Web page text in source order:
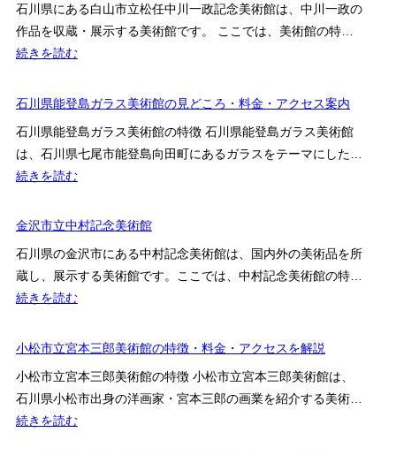
料
金・
ア
セ
ス
案
内
の
き
迎
館
西
田
幾
郎
記
念
哲
館
石川県にある白山市立松任中川一政記念美術館は、中川一政の
作品を収蔵・展示する美術館です。 ここでは、美術館の特…
続きを読む:
山
立
松
任
川
一
政
記
美
館
石川県能登島ガラス美術館の見どころ・料金・アクセス案内
石川県能登島ガラス美術館の特徴 石川県能登島ガラス美術館
は、石川県七尾市能登島向田町にあるガラスをテーマにした…
続きを読む:
川
能
登
島
ラ
ス
美
術
金沢市立中村記念美術館
石川県の金沢市にある中村記念美術館は、国内外の美術品を所
蔵し、展示する美術館です。ここでは、中村記念美術館の特…
続きを読む:
沢
立
中
村
小松市立宮本三郎美術館の特徴・料金・アクセスを解説
小松市立宮本三郎美術館の特徴 小松市立宮本三郎美術館は、
石川県小松市出身の洋画家・宮本三郎の画業を紹介する美術…
続きを読む: